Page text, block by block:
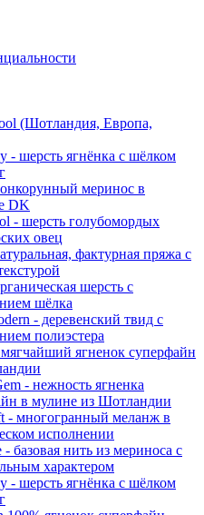
(Шотландия, Европа,
- шерсть ягнёнка с шёлком
меринос в
DK
- шерсть голубомордых
овец
фактурная пряжа с
шерсть с
шёлка
- деревенский твид с
полиэстера
ягненок суперфайн
- нежность ягненка
в мулине из Шотландии
- многогранный меланж в
исполнении
- базовая нить из мериноса с
характером
- шерсть ягнёнка с шёлком